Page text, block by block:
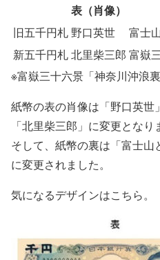
表（肖像）
旧五千円札 野口英世
富士
新五千円札北里柴三郎 富嶽
※富嶽三十六景「神奈川沖浪
紙幣の表の肖像は「野口英世
「北里柴三郎 」に変更となり
そして、紙幣の裏は「富士山
に変更されました。
気になるデザインはこちら。